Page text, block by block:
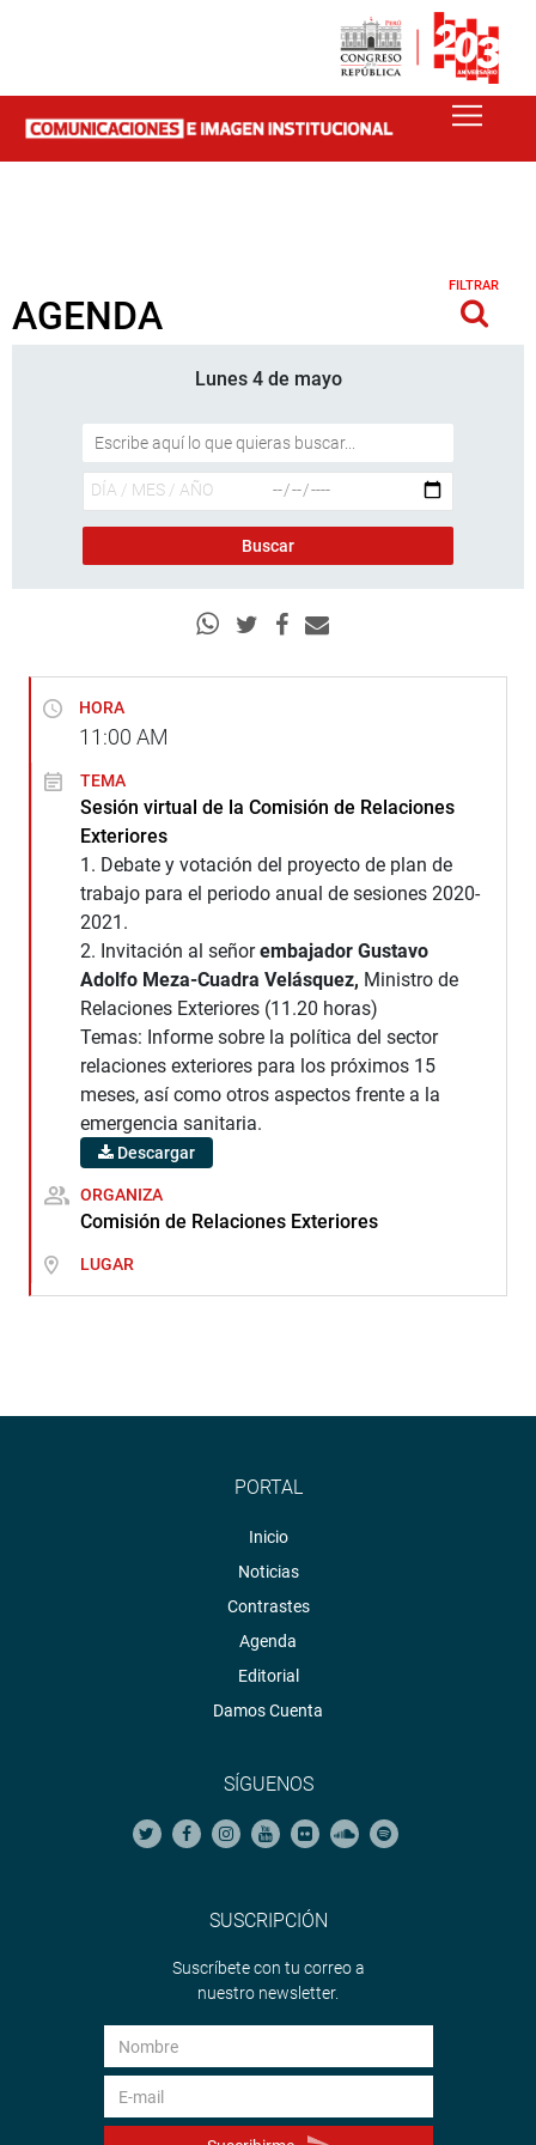
AGENDA
FILTRAR
Lunes 4 de mayo
HORA
11:00 AM
TEMA
Sesión virtual de la Comisión de Relaciones
Exteriores
1. Debate y votación del proyecto de plan de
trabajo para el periodo anual de sesiones 2020-
2021.
2. Invitación al señorembajador Gustavo
Adolfo Meza-Cuadra Velásquez, Ministro de
Relaciones Exteriores (11.20 horas)
Temas: Informe sobre la política del sector
relaciones exteriores para los próximos 15
meses, así como otros aspectos frente a la
emergencia sanitaria.
Descargar
ORGANIZA
Comisión de Relaciones Exteriores
LUGAR
PORTAL
Inicio
Noticias
Contrastes
Agenda
Editorial
Damos Cuenta
SÍGUENOS
SUSCRIPCIÓN
Suscríbete con tu correo a
nuestro newsletter.